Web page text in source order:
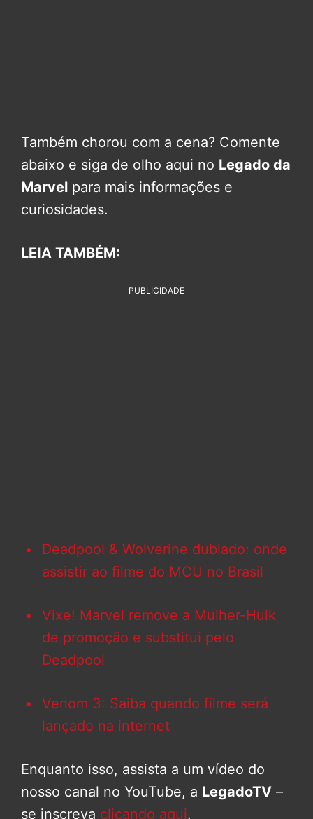
Também chorou com a cena? Comente
abaixo e siga de olho aqui no Legado da
Marvel para mais informações e
curiosidades.
LEIA TAMBÉM:
PUBLICIDADE
Deadpool & Wolverine dublado: onde
assistir ao filme do MCU no Brasil
Vixe! Marvel remove a Mulher-Hulk
de promoção e substitui pelo
Deadpool
Venom 3: Saiba quando filme será
lançado na internet
Enquanto isso, assista a um vídeo do
nosso canal no YouTube, a LegadoTV –
se inscreva clicando aqui.